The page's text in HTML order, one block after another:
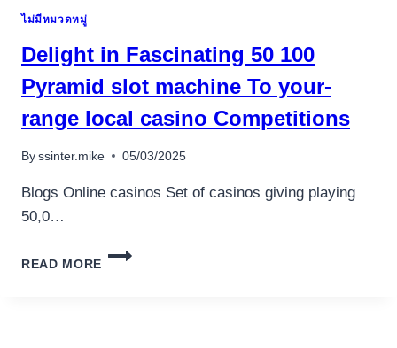
ไม่มีหมวดหมู่
Delight in Fascinating 50 100
Pyramid slot machine To your-
range local casino Competitions
By ssinter.mike 05/03/2025
Blogs Online casinos Set of casinos giving playing
50,0…
READ MORE
DELIGHT